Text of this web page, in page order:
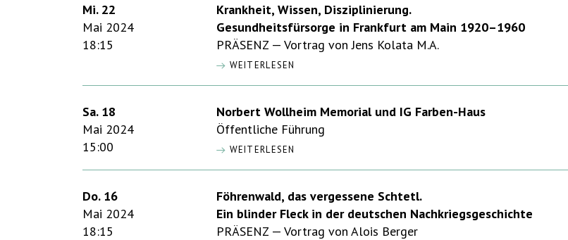
Mi. 22
Mai 2024
18:15
Krankheit, Wissen, Disziplinierung.
Gesundheitsfürsorge in Frankfurt am Main 1920–1960
PRÄSENZ — Vortrag von Jens Kolata M.A.
WEITERLESEN
Sa. 18
Mai 2024
15:00
Norbert Wollheim Memorial und IG Farben-Haus
Öffentliche Führung
WEITERLESEN
Do. 16
Mai 2024
18:15
Föhrenwald, das vergessene Schtetl.
Ein blinder Fleck in der deutschen Nachkriegsgeschichte
PRÄSENZ — Vortrag von Alois Berger